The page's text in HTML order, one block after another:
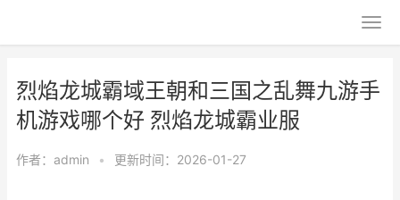
烈焰龙城霸域王朝和三国之乱舞九游手
机游戏哪个好 烈焰龙城霸业服
作者： admin • 更新时间：2026-01-27